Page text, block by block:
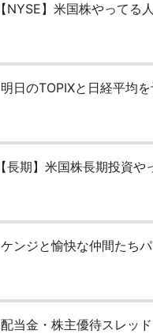
【NYSE】米国株やってる
明日のTOPIXと日経平均
【長期】米国株長期投資
ケンジと愉快な仲間たち
配当金・株主優待スレッ